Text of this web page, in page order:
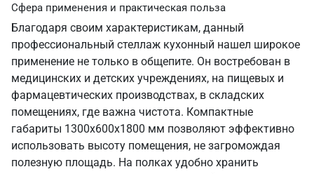
Сфера применения и практическая польза
Благодаря своим характеристикам, данный
профессиональный стеллаж кухонный нашел широкое
применение не только в общепите. Он востребован в
медицинских и детских учреждениях, на пищевых и
фармацевтических производствах, в складских
помещениях, где важна чистота. Компактные
габариты 1300х600х1800 мм позволяют эффективно
использовать высоту помещения, не загромождая
полезную площадь. На полках удобно хранить